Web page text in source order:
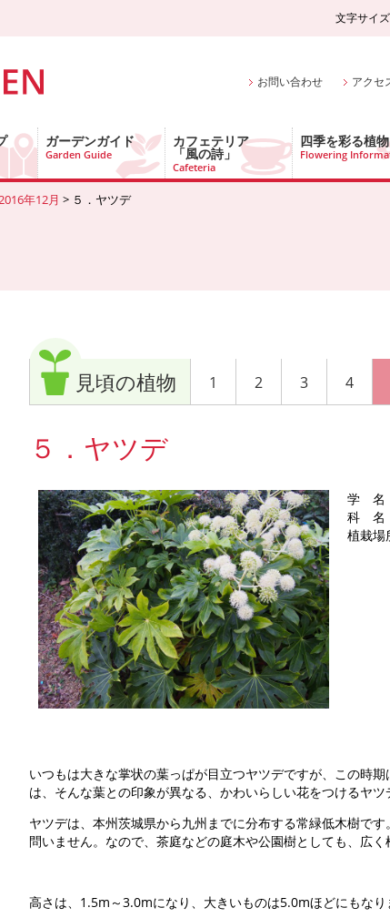
文字サイズ
ガーデンガイド
Garden Guide
カフェテリア
「風の詩」
Cafeteria
四季を彩る植物
Flowering
お問い合わせ アクセ
年12月 > ５．ヤツデ
見頃の植物 1 2 3 4
５．ヤツデ
学 名
科 名
植栽場
いつもは大きな掌状の葉っぱが目立つヤツデですが、この時
は、そんな葉との印象が異なる、かわいらしい花をつけるヤツ
ヤツデは、本州茨城県から九州までに分布する常緑低木樹で
問いません。なので、茶庭などの庭木や公園樹としても、広く
高さは、1.5m～3.0mになり、大きいものは5.0mほどにもなり